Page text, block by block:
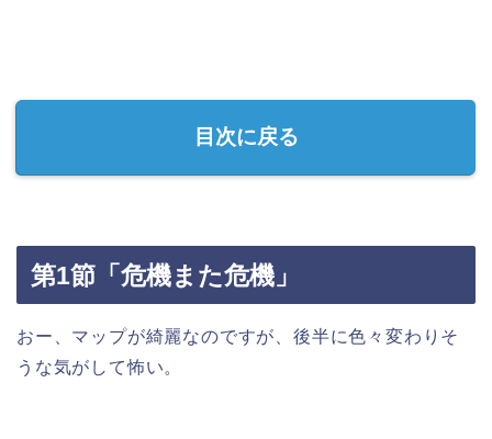
目次に戻る
第1節「危機また危機」
おー、マップが綺麗なのですが、後半に色々変わりそ
うな気がして怖い。